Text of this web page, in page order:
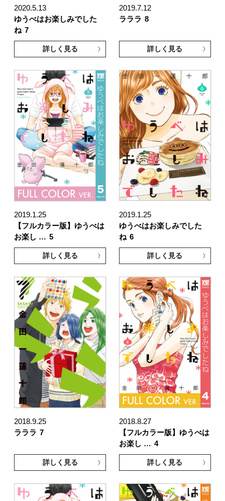
2020.5.13
ゆうべはお楽しみでした
ね 7
詳しく見る
2019.7.12
ラララ 8
詳しく見る
2019.1.25
【フルカラー版】ゆうべは
お楽し … 5
詳しく見る
2019.1.25
ゆうべはお楽しみでした
ね 6
詳しく見る
2018.9.25
ラララ 7
詳しく見る
2018.8.27
【フルカラー版】ゆうべは
お楽し … 4
詳しく見る